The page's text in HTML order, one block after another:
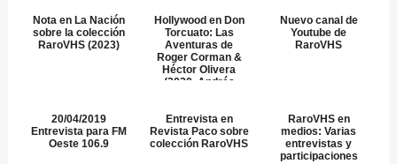
Nota en La Nación
sobre la colección
RaroVHS (2023)
Hollywood en Don
Torcuato: Las
Aventuras de
Roger Corman &
Héctor Olivera
(2020, Andrés
Nuevo canal de
Youtube de
RaroVHS
20/04/2019
Entrevista para FM
Oeste 106.9
Entrevista en
Revista Paco sobre
colección RaroVHS
RaroVHS en
medios: Varias
entrevistas y
participaciones